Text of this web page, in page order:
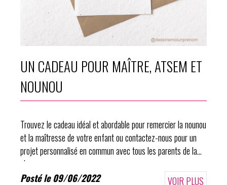
UN CADEAU POUR MAÎTRE, ATSEM ET
NOUNOU
Trouvez le cadeau idéal et abordable pour remercier la nounou
et la maîtresse de votre enfant ou contactez-nous pour un
projet personnalisé en commun avec tous les parents de la
classe.
Posté le 09/06/2022
VOIR PLUS